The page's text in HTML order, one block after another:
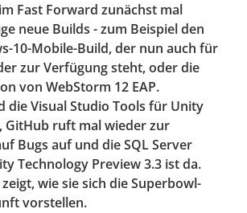
Fast Forward zunächst mal
neue Builds - zum Beispiel den
10-Mobile-Build, der nun auch für
zur Verfügung steht, oder die
von WebStorm 12 EAP.
die Visual Studio Tools für Unity
GitHub ruft mal wieder zur
Bugs auf und die SQL Server
Technology Preview 3.3 ist da.
wie sie sich die Superbowl-
vorstellen.